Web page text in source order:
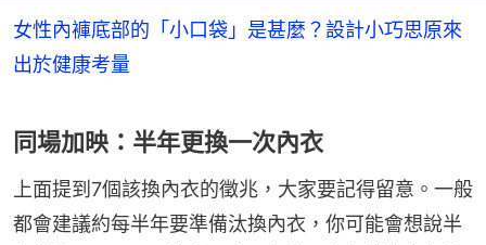
女性內褲底部的「小口袋」是甚麼？設計小巧思原來
出於健康考量
同場加映：半年更換一次內衣
上面提到7個該換內衣的徵兆，大家要記得留意。一般
都會建議約每半年要準備汰換內衣，你可能會想說半